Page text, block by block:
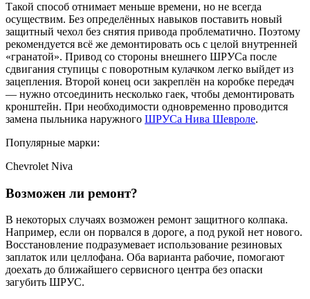
Такой способ отнимает меньше времени, но не всегда
осуществим. Без определённых навыков поставить новый
защитный чехол без снятия привода проблематично. Поэтому
рекомендуется всё же демонтировать ось с целой внутренней
«гранатой». Привод со стороны внешнего ШРУСа после
сдвигания ступицы с поворотным кулачком легко выйдет из
зацепления. Второй конец оси закреплён на коробке передач
— нужно отсоединить несколько гаек, чтобы демонтировать
кронштейн. При необходимости одновременно проводится
замена пыльника наружного ШРУСа Нива Шевроле.
Популярные марки:
Chevrolet Niva
Возможен ли ремонт?
В некоторых случаях возможен ремонт защитного колпака.
Например, если он порвался в дороге, а под рукой нет нового.
Восстановление подразумевает использование резиновых
заплаток или целлофана. Оба варианта рабочие, помогают
доехать до ближайшего сервисного центра без опаски
загубить ШРУС.